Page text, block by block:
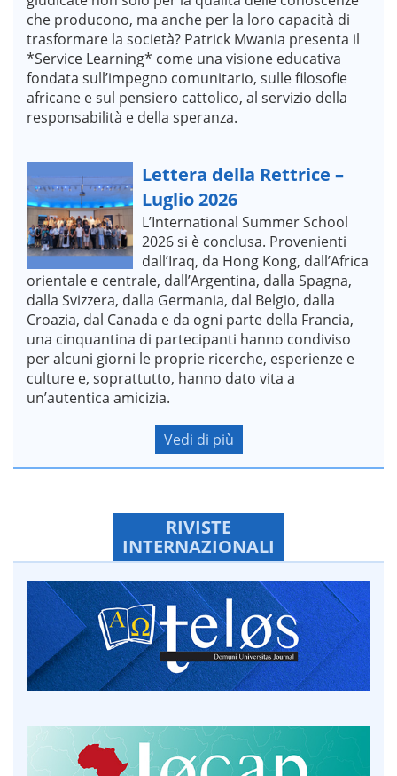
che producono, ma anche per la loro capacità di
trasformare la società? Patrick Mwania presenta il
*Service Learning* come una visione educativa
fondata sull’impegno comunitario, sulle filosofie
africane e sul pensiero cattolico, al servizio della
responsabilità e della speranza.
Lettera della Rettrice –
Luglio 2026
L’International Summer School
2026 si è conclusa. Provenienti
dall’Iraq, da Hong Kong, dall’Africa
orientale e centrale, dall’Argentina, dalla Spagna,
dalla Svizzera, dalla Germania, dal Belgio, dalla
Croazia, dal Canada e da ogni parte della Francia,
una cinquantina di partecipanti hanno condiviso
per alcuni giorni le proprie ricerche, esperienze e
culture e, soprattutto, hanno dato vita a
un’autentica amicizia.
Vedi di più
RIVISTE
INTERNAZIONALI